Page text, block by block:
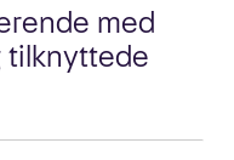
med
tilknyttede